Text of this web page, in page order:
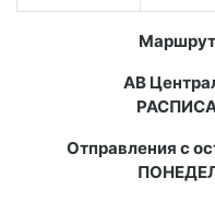
АВ
Отправления с